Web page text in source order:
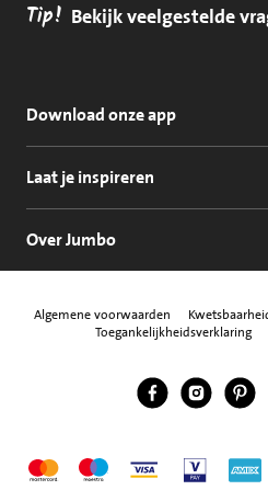
Tip! Bekijk veelgestelde
Download onze app
Laat je inspireren
Over Jumbo
Algemene voorwaarden
Toegankelijkheidsverklaring
Volg ons
Jumbo Facebook
Jumbo
MastercardMaestroVisa Vpay